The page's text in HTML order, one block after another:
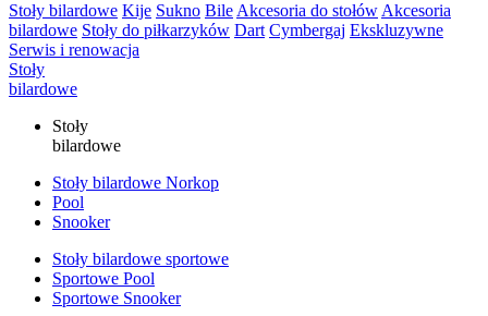
Stoły bilardowe Kije Sukno Bile Akcesoria do stołów Akcesoria
bilardowe Stoły do piłkarzyków Dart Cymbergaj Ekskluzywne
Serwis i renowacja
Stoły
bilardowe
Stoły
bilardowe
Stoły bilardowe Norkop
Pool
Snooker
Stoły bilardowe sportowe
Sportowe Pool
Sportowe Snooker